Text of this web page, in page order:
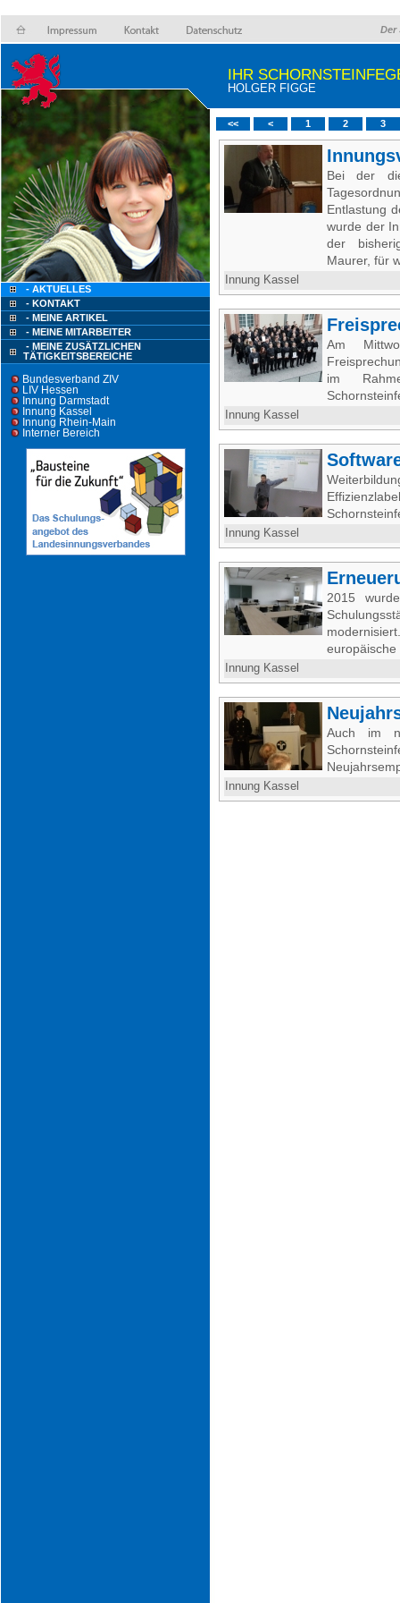
Der
- AKTUELLES
- KONTAKT
- MEINE ARTIKEL
- MEINE MITARBEITER
- MEINE ZUSÄTZLICHEN
TÄTIGKEITSBEREICHE
Bundesverband ZIV
LIV Hessen
Innung Darmstadt
Innung Kassel
Innung Rhein-Main
Interner Bereich
IHR
HOLGER FIGGE
<< < 1 2 3
Bei der
Entlastung
wurde der
der
Maurer, für
Innung Kassel
Am
im
Innung Kassel
Innung Kassel
2015
Innung Kassel
Auch im
Innung Kassel